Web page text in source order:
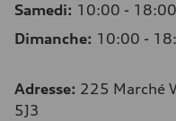
Samedi: 10:00 - 18:00
Dimanche: 10:00 -
Adresse: 225 Marché
5J3